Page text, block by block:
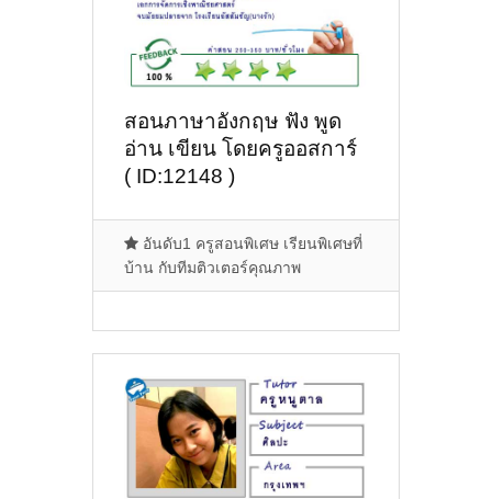
สอนภาษาอังกฤษ ฟัง พูด
อ่าน เขียน โดยครูออสการ์
( ID:12148 )
อันดับ1 ครูสอนพิเศษ เรียนพิเศษที่
บ้าน กับทีมติวเตอร์คุณภาพ